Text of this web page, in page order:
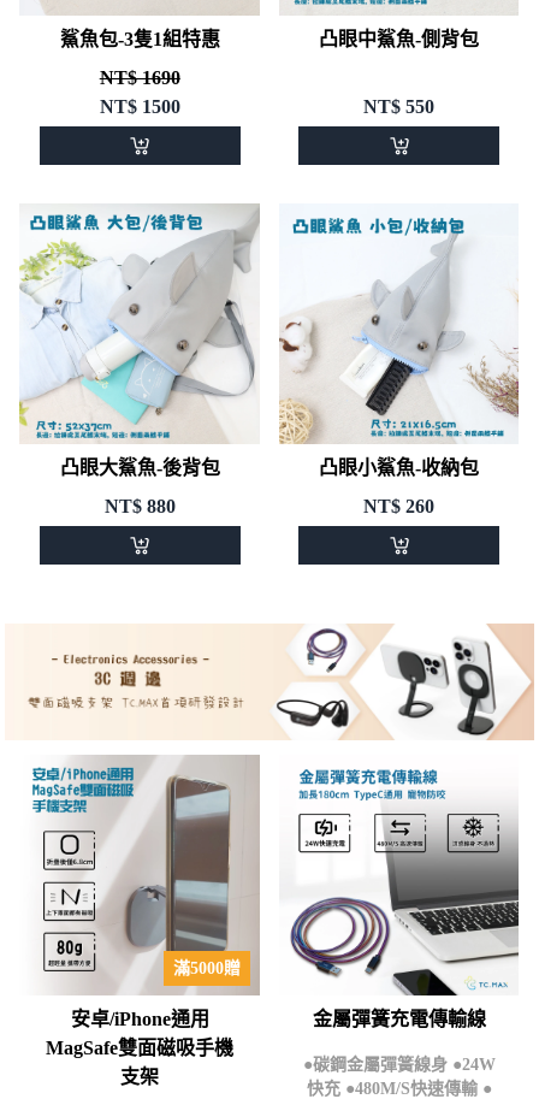
鯊魚包-3隻1組特惠
NT$ 1690
NT$1500
凸眼中鯊魚-側背包
NT$ 550
凸眼大鯊魚-後背包
NT$880
凸眼小鯊魚-收納包
NT$ 260
滿5000贈
安卓/iPhone通用
MagSafe雙面磁吸手機
支架
金屬彈簧充電傳輸線
●碳鋼金屬彈簧線身 ●24W
快充 ●480M/S快速傳輸 ●